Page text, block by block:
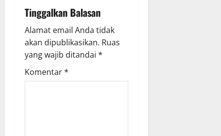
g
a
t
i
Tinggalkan Balasan
Alamat email Anda tidak
akan dipublikasikan. Ruas
yang wajib ditandai *
Komentar*